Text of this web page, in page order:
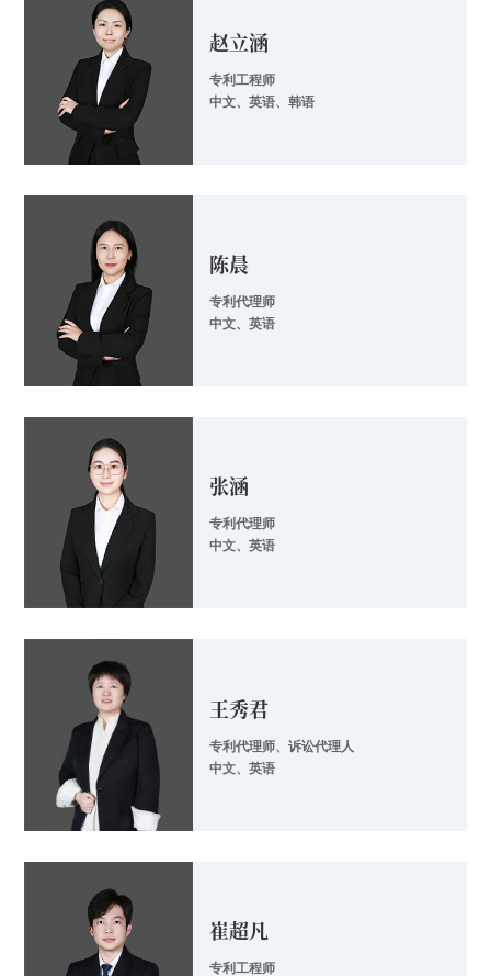
赵立涵
专利工程师
中文、英语、韩语
陈晨
专利代理师
中文、英语
张涵
专利代理师
中文、英语
王秀君
专利代理师、诉讼代理人
中文、英语
崔超凡
专利工程师